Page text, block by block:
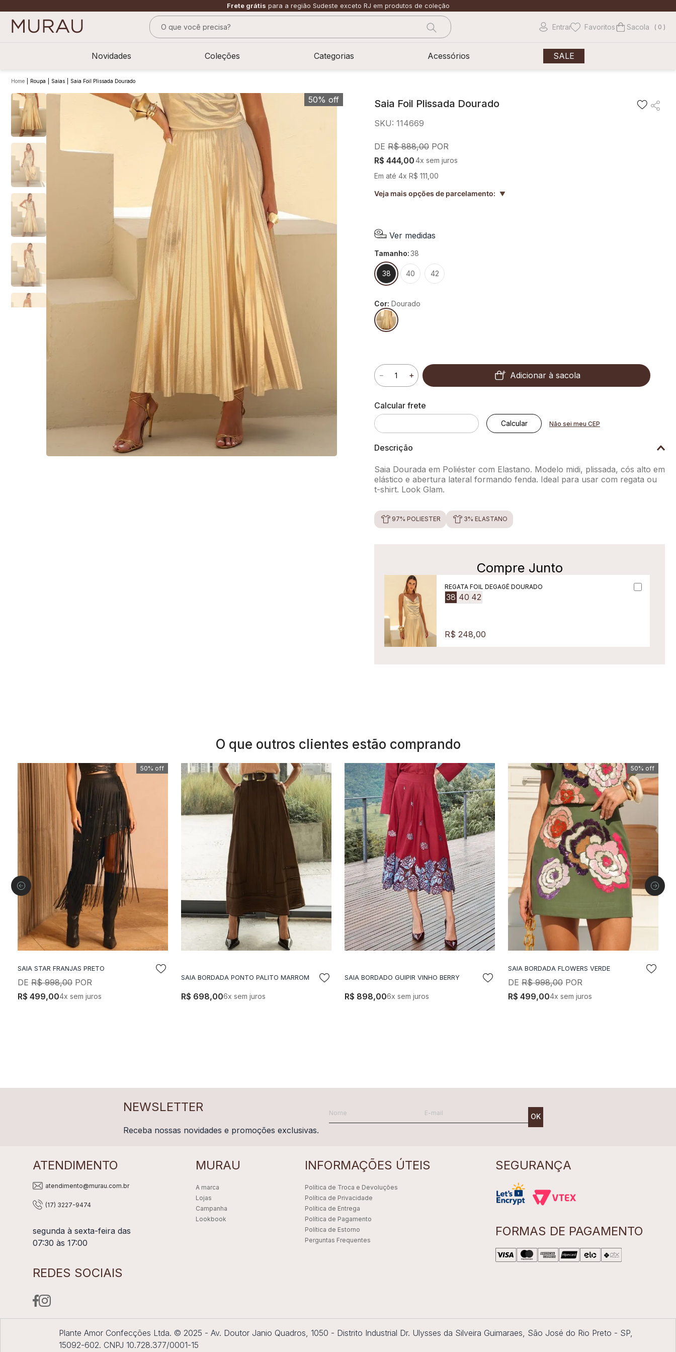
Frete grátis para a região Sudeste exceto RJ em produtos de coleção
O que você precisa?
Entrar Favoritos 0
Novidades Coleções Categorias Acessórios SALE
Roupa Saias Saia Foil Plissada Dourado
50% off Saia Foil Plissada Dourado
SKU: 114669
R$ 888,00
R$ 444,004x sem juros
Em até 4x R$ 111 00
Veja mais opções de parcelamento: ▲
Ver medidas
tamanho:38
38 40 42
Cor: Dourado
＋
－ Adicionar à sacola
Não sei meu CEP
Descrição
Saia Dourada em Poliéster com Elastano. Modelo midi, plissada, cós alto em
elástico e abertura lateral formando fenda. Ideal para usar com regata ou
t-shirt. Look Glam.
97% POLIÉSTER 3% ELASTANO
Compre Junto
REGATA FOIL DEGAGÊ DOURADO
38 40 42
R$ 248,00
O que outros clientes estão comprando
50% off
ADICIONAR A SACOLA
SAIA STAR FRANJAS PRETO
R$ 998,00
R$ 499,004x sem juros
SAIA BORDADA PONTO PALITO MARROM
R$ 698,006x sem juros
SAIA BORDADO GUIPIR VINHO BERRY
R$ 898,006x sem juros
50% off
ADICIONAR A SACOLA
SAIA BORDADA FLOWERS VERDE
R$ 998,00
R$ 499,004x sem juros
NEWSLETTER
Receba nossas novidades e promoções exclusivas.
OK
ATENDIMENTO
atendimento@murau.com.br
(17) 3227-9474
segunda à sexta-feira das
07:30 às 17:00
REDES SOCIAIS
MURAU
A marca
Lojas
Campanha
Lookbook
INFORMAÇÕES ÚTEIS
Política de Troca e Devoluções
Política de Privacidade
Política de Entrega
Política de Pagamento
Política de Estorno
Perguntas Frequentes
SEGURANÇA
FORMAS DE PAGAMENTO
Plante Amor Confecções Ltda. © 2025 - Av. Doutor Janio Quadros, 1050 - Distrito Industrial Dr. Ulysses da Silveira Guimaraes, São José do Rio Preto - SP,
15092-602. CNPJ 10.728.377/0001-15
3
calça
4º
saia
º
top
º
7
blusa
9
off white
10 º pesponto verde sage